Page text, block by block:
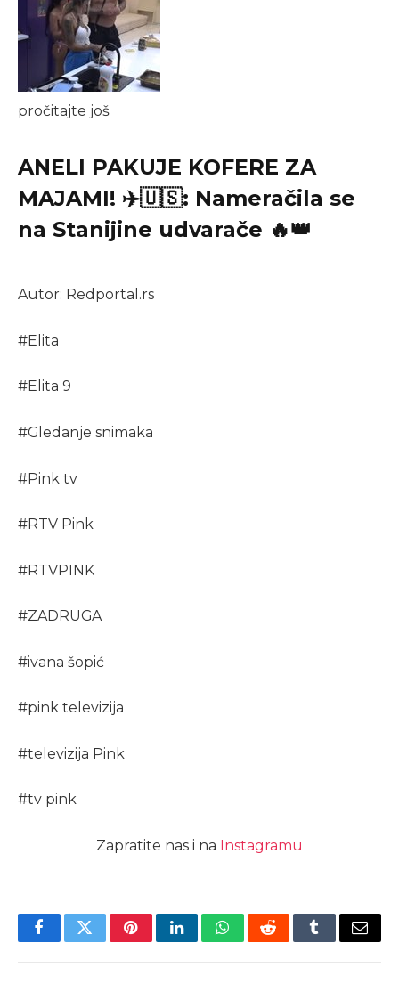
pročitajte još
ANELI PAKUJE KOFERE ZA
MAJAMI! ✈️🇺🇸: Nameračila se
na Stanijine udvarače 🔥👑
Autor: Redportal.rs
#Elita
#Elita 9
#Gledanje snimaka
#Pink tv
#RTV Pink
#RTVPINK
#ZADRUGA
#ivana šopić
#pink televizija
#televizija Pink
#tv pink
Zapratite nas i na Instagramu
FacebookTwitterPinterestLinkedInWhatsAppRedditTumblrEmail